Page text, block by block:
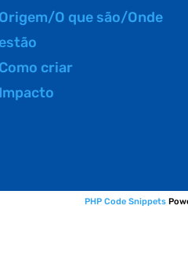
Origem/O que são/Onde
estão
Como criar
Impacto
PHP Code Snippets